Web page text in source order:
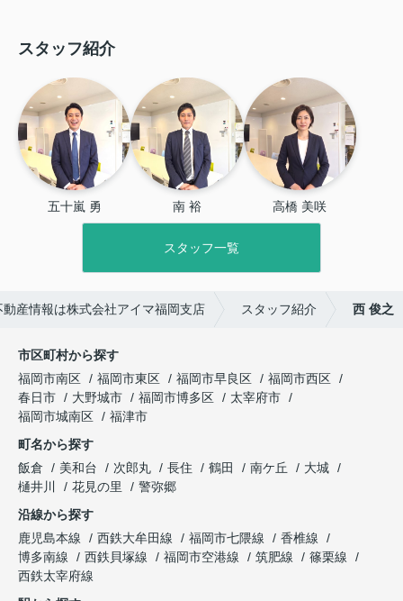
スタッフ紹介
五十嵐 勇 南 裕 高橋 美咲
スタッフ一覧
産情報は株式会社アイマ福岡支店 スタッフ紹介 西 俊之
市区町村から探す
福岡市南区
福岡市東区 福岡市早良区
福岡市西区
春日市
大野城市 福岡市博多区
太宰府市
福岡市城南区
福津市
町名から探す
飯倉
美和台 次郎丸 長住 鶴田 南ケ丘
大城
樋井川
花見の里
警弥郷
沿線から探す
鹿児島本線
西鉄大牟田線 福岡市七隈線
香椎線
博多南線
西鉄貝塚線 福岡市空港線 筑肥線
篠栗線
西鉄太宰府線